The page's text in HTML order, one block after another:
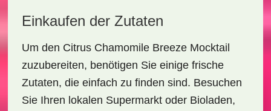
Einkaufen der Zutaten
Um den Citrus Chamomile Breeze Mocktail
zuzubereiten, benötigen Sie einige frische
Zutaten, die einfach zu finden sind. Besuchen
Sie Ihren lokalen Supermarkt oder Bioladen,